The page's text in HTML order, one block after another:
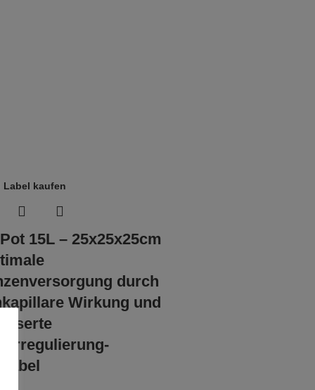
15L – 25x25x25cm
durch
Wirkung und